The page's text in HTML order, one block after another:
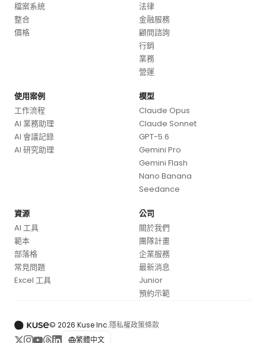
檔案系統
整合
價格
法律
金融服務
顧問諮詢
行銷
業務
營運
使用案例
工作流程
AI 業務助理
AI 會議記錄
AI 研究助理
模型
Claude Opus
Claude Sonnet
GPT-5.6
Gemini Pro
Gemini Flash
Nano Banana
Seedance
資源
AI 工具
範本
部落格
常見問題
Excel 工具
公司
關於我們
團隊計畫
企業服務
最新消息
Junior
預約示範
© 2026 Kuse Inc.隱私權政策條款
繁體中文